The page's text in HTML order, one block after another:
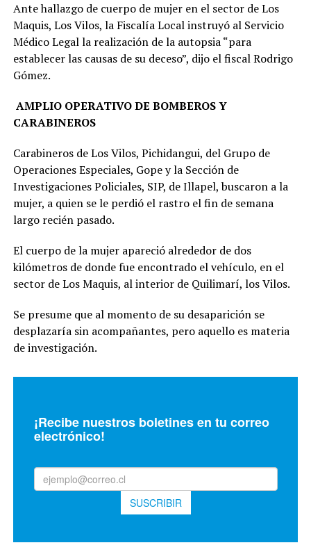
Ante hallazgo de cuerpo de mujer en el sector de Los
Maquis, Los Vilos, la Fiscalía Local instruyó al Servicio
Médico Legal la realización de la autopsia “para
establecer las causas de su deceso”, dijo el fiscal Rodrigo
Gómez.
AMPLIO OPERATIVO DE BOMBEROS Y
CARABINEROS
Carabineros de Los Vilos, Pichidangui, del Grupo de
Operaciones Especiales, Gope y la Sección de
Investigaciones Policiales, SIP, de Illapel, buscaron a la
mujer, a quien se le perdió el rastro el fin de semana
largo recién pasado.
El cuerpo de la mujer apareció alrededor de dos
kilómetros de donde fue encontrado el vehículo, en el
sector de Los Maquis, al interior de Quilimarí, los Vilos.
Se presume que al momento de su desaparición se
desplazaría sin acompañantes, pero aquello es materia
de investigación.